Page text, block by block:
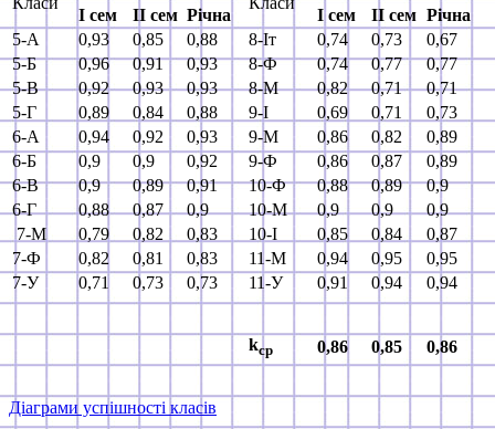
І сем ІІ сем Річна І сем ІІ сем Річна
5-А
0,93 0,85 0,88 8-Іт 0,74 0,73
0,67
5-Б
0,96 0,91 0,93 8-Ф 0,74 0,77
0,77
5-В
0,92 0,93 0,93 8-М 0,82 0,71
0,71
5-Г
0,89 0,84 0,88 9-І 0,69 0,71
0,73
6-А
0,94 0,92 0,93 9-М 0,86 0,82
0,89
6-Б
0,9 0,9 0,92 9-Ф 0,86 0,87
0,89
6-В
0,9 0,89 0,91 10-Ф 0,88 0,89
0,9
6-Г
0,88 0,87 0,9 10-М 0,9 0,9
0,9
7-М
0,79 0,82 0,83 10-І 0,85 0,84
0,87
7-Ф
0,82 0,81 0,83 11-М 0,94 0,95
0,95
7-У
0,71 0,73 0,73 11-У 0,91 0,94 0,94
kср 0,86 0,85 0,86
Діаграми успішності класів